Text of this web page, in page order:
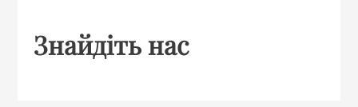
Знайдіть нас